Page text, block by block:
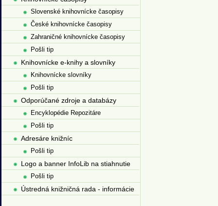
Slovenské knihovnícke časopisy
České knihovnícke časopisy
Zahraničné knihovnícke časopisy
Pošli tip
Knihovnícke e-knihy a slovníky
Knihovnícke slovníky
Pošli tip
Odporúčané zdroje a databázy
Encyklopédie Repozitáre
Pošli tip
Adresáre knižníc
Pošli tip
Logo a banner InfoLib na stiahnutie
Pošli tip
Ústredná knižničná rada - informácie